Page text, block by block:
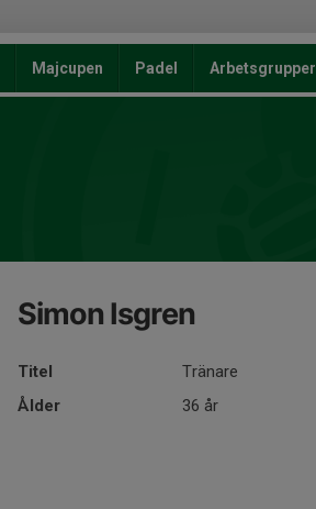
Majcupen Padel Arbetsgrupper
Simon Isgren
Titel
Tränare
Ålder
36 år